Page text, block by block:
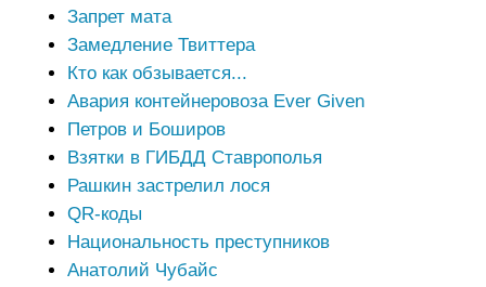
Запрет мата
Замедление Твиттера
Кто как обзывается...
Авария контейнеровоза Ever Given
Петров и Боширов
Взятки в ГИБДД Ставрополья
Рашкин застрелил лося
QR-коды
Национальность преступников
Анатолий Чубайс